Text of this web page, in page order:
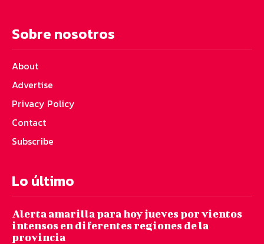
Sobre nosotros
About
Advertise
Privacy Policy
Contact
Subscribe
Lo último
Alerta amarilla para hoy jueves por vientos
intensos en diferentes regiones de la
provincia